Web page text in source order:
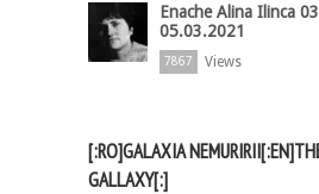
Enache Alina Ilinca
05.03.2021
7867 Views
[:RO]GALAXIA
GALLAXY[:]